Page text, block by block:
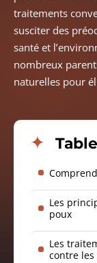
traitements
susciter des
santé et
nombreux
naturelles pour
Les
poux
Les
contre les